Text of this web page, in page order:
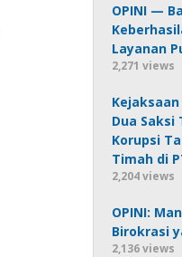
OPINI —
Layanan
2,271 views
Dua
Korupsi
Timah di
2,204 views
OPINI:
Birokrasi
2,136 views